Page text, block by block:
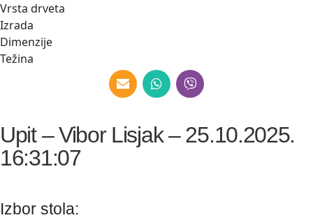
Vrsta drveta
Izrada
Dimenzije
Težina
Upit – Vibor Lisjak – 25.10.2025.
16:31:07
Izbor stola: